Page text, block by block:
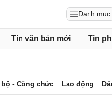
Danh mục
Tin văn bản mới Tin
bộ - Công chức Lao động